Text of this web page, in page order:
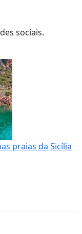
sociais.
praias da Sicília